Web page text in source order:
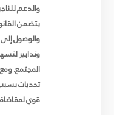
والدعم
يتضمن
والوصول
وتدابير
المجتمع.
تحديات
قوي لمقاضاة